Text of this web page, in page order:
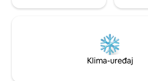
Klima-uređaj